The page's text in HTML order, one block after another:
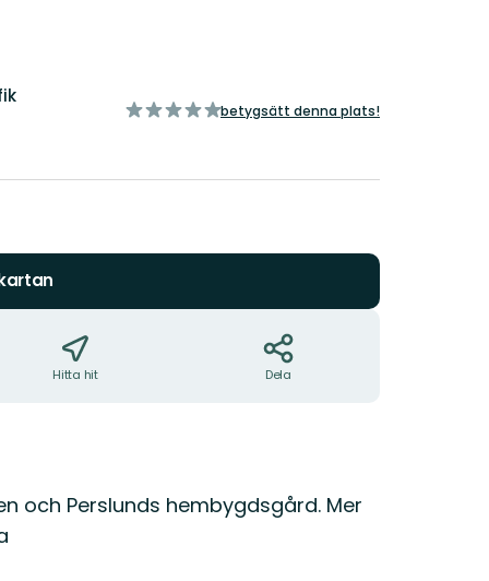
av
betygsätt denna plats!
Hitta hit Dela
och Perslunds hembygdsgård. Mer